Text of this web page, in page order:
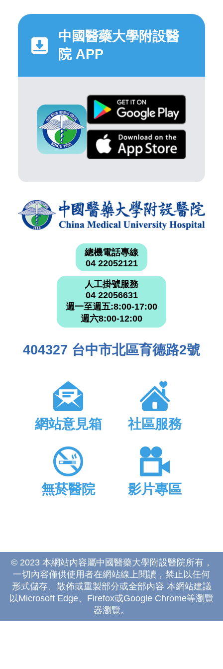
中國醫藥大學附設醫
院 APP
總機電話專線
04 22052121
人工掛號服務
04 22056631
週一至週五:8:00-17:00
週六8:00-12:00
404327 台中市北區育德路2號
網站意見箱 社區服務
無菸醫院 影片專區
© 2023 本網站內容屬中國醫藥大學附設醫院所有，
一切內容僅供使用者在網站線上閱讀，禁止以任何
形式儲存、散佈或重製部分或全部內容 本網站建議
以Microsoft Edge、Firefox或Google Chrome等瀏覽
器瀏覽。